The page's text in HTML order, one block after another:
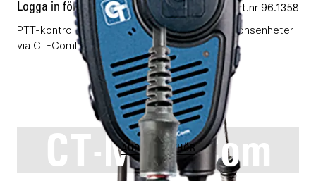
Logga in för pris Vårt art.nr 96.1358
PTT-kontrollenhet för upp till två kommunikationsenheter
via CT-ComLink®.
CT-MultiCom
AUDIOTILLBEHÖR